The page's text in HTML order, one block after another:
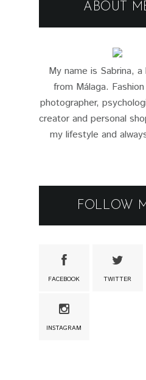
ABOUT
My name is Sabrina,
from Málaga.
photographer,
creator and personal
my lifestyle and
FOLLOW
FACEBOOK TWITTER
INSTAGRAM